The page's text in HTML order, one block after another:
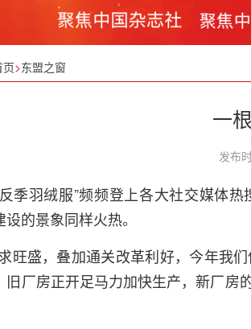
页>东盟之窗
一
发布
季羽绒服”频频登上各大社交媒体
的景象同样火热。
旺盛，叠加通关改革利好，今年我
旧厂房正开足马力加快生产，新厂房